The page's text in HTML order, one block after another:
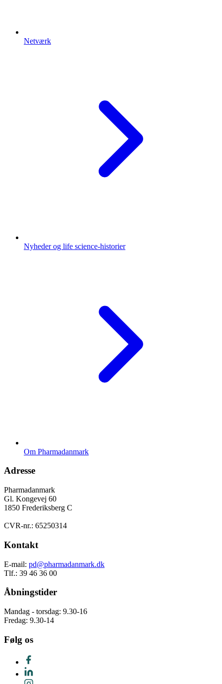
Netværk
Nyheder og life science-historier
Om Pharmadanmark
Adresse
Pharmadanmark
Gl. Kongevej 60
1850 Frederiksberg C
CVR-nr.: 65250314
Kontakt
E-mail: pd@pharmadanmark.dk
Tlf.: 39 46 36 00
Åbningstider
Mandag - torsdag: 9.30-16
Fredag: 9.30-14
Følg os